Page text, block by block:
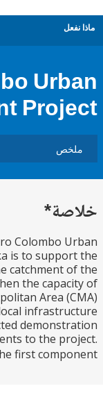
Metro Colombo
Lanka is to
in the catchment
the
Area
local
selected
to the
The first